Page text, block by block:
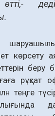
өтті,-
көрсету
рұқсат
теңге